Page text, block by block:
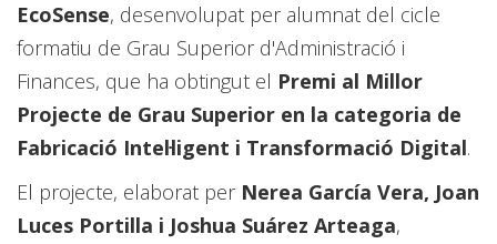
EcoSense, desenvolupat per alumnat del cicle
formatiu de Grau Superior d'Administració i
Finances, que ha obtingut el Premi al Millor
Projecte de Grau Superior en la categoria de
Fabricació Intel·ligent i Transformació Digital.
El projecte, elaborat per Nerea García Vera, Joan
Luces Portilla i Joshua Suárez Arteaga,